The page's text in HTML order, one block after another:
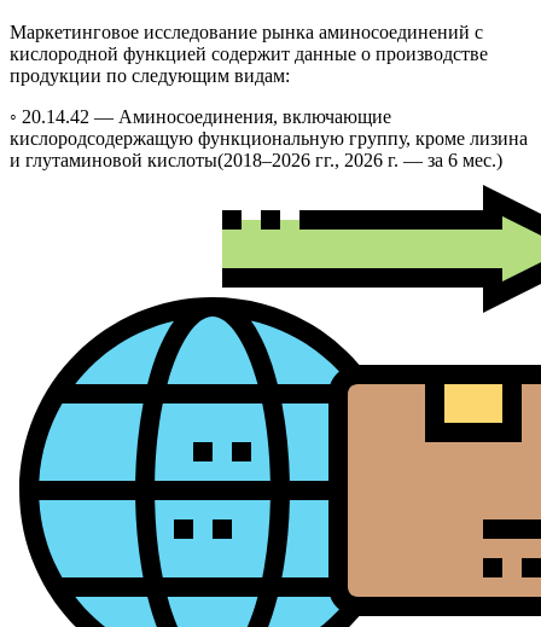
Маркетинговое исследование рынка аминосоединений с
кислородной функцией содержит данные о производстве
продукции по следующим видам:
◦ 20.14.42 — Аминосоединения, включающие
кислородсодержащую функциональную группу, кроме лизина
и глутаминовой кислоты(2018–2026 гг., 2026 г. — за 6 мес.)